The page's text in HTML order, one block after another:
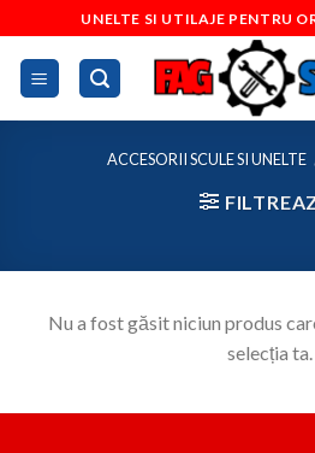
to
content
UNELTE SI UTILAJE PENTRU
ACCESORII SCULE SI UNELTE
Nu a fost găsit niciun produs
selecția ta.